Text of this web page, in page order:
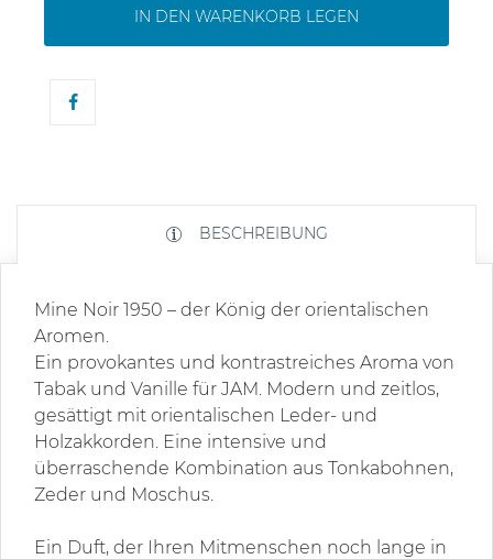
IN DEN WARENKORB LEGEN
BESCHREIBUNG
Mine Noir 1950 – der König der orientalischen
Aromen.
Ein provokantes und kontrastreiches Aroma von
Tabak und Vanille für JAM. Modern und zeitlos,
gesättigt mit orientalischen Leder- und
Holzakkorden. Eine intensive und
überraschende Kombination aus Tonkabohnen,
Zeder und Moschus.
Ein Duft, der Ihren Mitmenschen noch lange in